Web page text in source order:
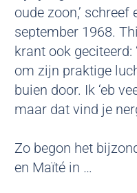
,
G
r
e
oude zoon,’
september 1968.
krant ook geciteerd:
om zijn praktige
buien door. Ik ‘eb
maar dat vind je
Zo begon het
en Maïté in …